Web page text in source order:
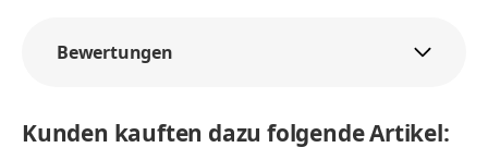
Bewertungen
Kunden kauften dazu folgende Artikel: